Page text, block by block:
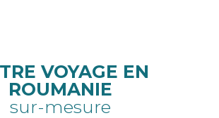
VOYAGE EN
ROUMANIE
sur-mesure